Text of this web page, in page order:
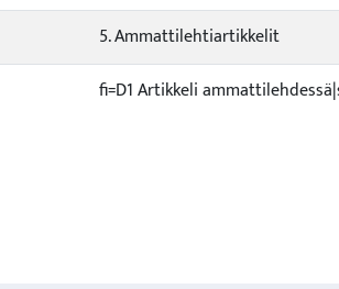
5. Ammattilehtiartikkelit
fi=D1 Artikkeli